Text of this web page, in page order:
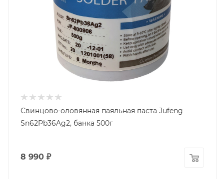
Свинцово-оловянная паяльная паста Jufeng
Sn62Pb36Ag2, банка 500г
8 990 ₽